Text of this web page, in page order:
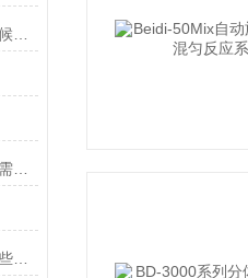
超声波细胞破碎仪使用时有啥地方需要注意的？
你可知超声波细胞破碎仪应用于哪些领域？